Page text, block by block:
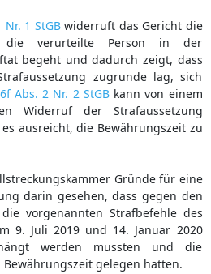
Nr. 1 StGBwiderruft das Gericht die
die verurteilte Person in der
begeht und dadurch zeigt, dass
zugrunde lag, sich
Abs. 2 Nr. 2 StGBkann von einem
Widerruf der Strafaussetzung
ausreicht, die Bewährungszeit zu
Gründe für eine
darin gesehen, dass gegen den
vorgenannten Strafbefehle des
9. Juli 2019 und 14. Januar 2020
werden mussten und die
gelegen hatten.